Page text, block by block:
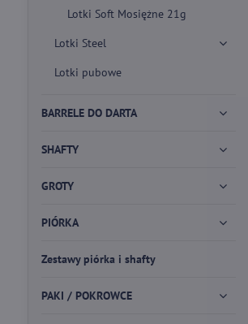
Lotki Soft Mosiężne 21g
Lotki Steel
Lotki pubowe
BARRELE DO DARTA
SHAFTY
GROTY
PIÓRKA
Zestawy piórka i shafty
PAKI / POKROWCE